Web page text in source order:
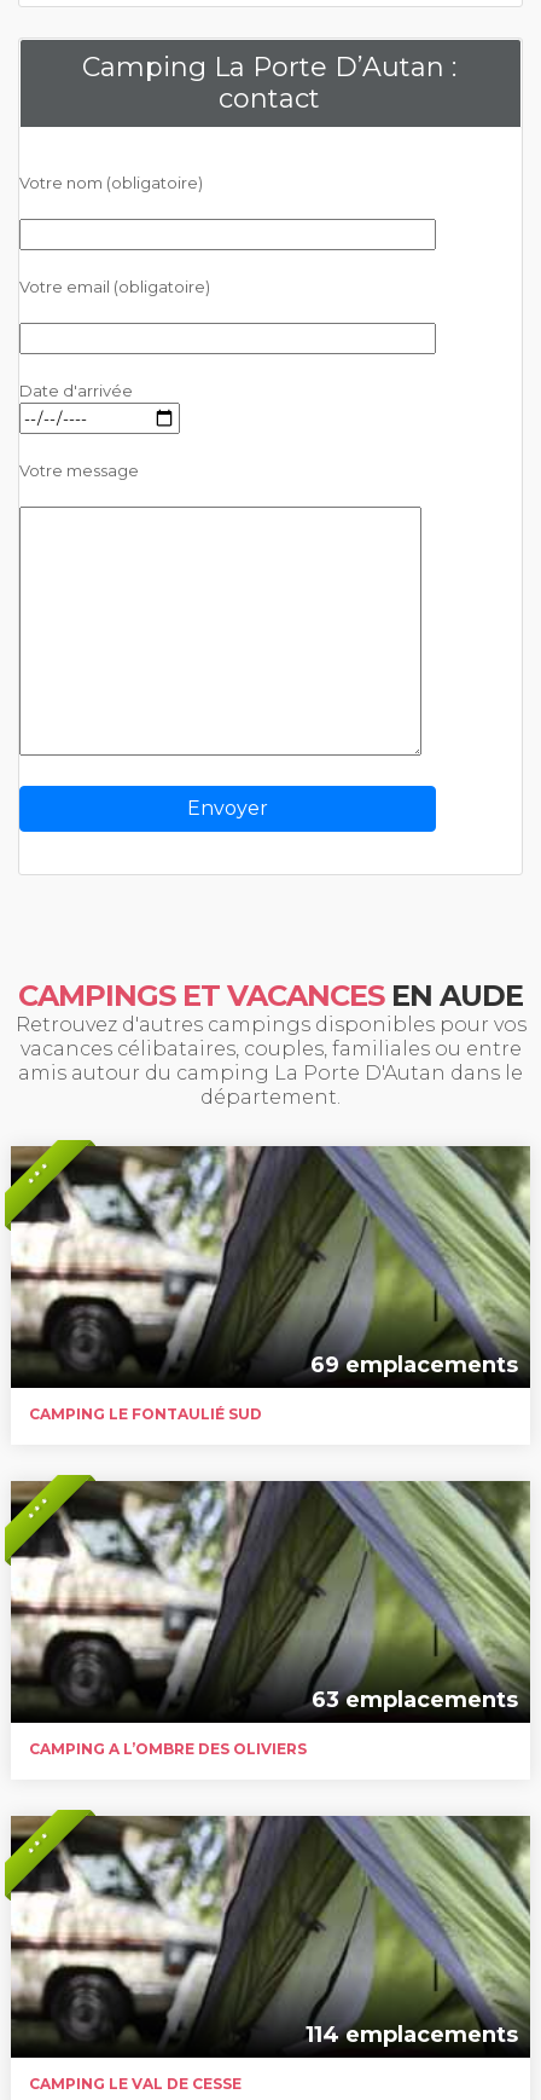
Camping La Porte D’Autan :
contact
Votre nom (obligatoire)
Votre email (obligatoire)
Date d'arrivée
Votre message
CAMPINGS ET VACANCESEN AUDE
Retrouvez d'autres campings disponibles pour vos
vacances célibataires, couples, familiales ou entre
amis autour du camping La Porte D'Autan dans le
département.
* * *
69 emplacements
CAMPING LE FONTAULIÉ SUD
* * *
63 emplacements
CAMPING A L’OMBRE DES OLIVIERS
* * *
114 emplacements
CAMPING LE VAL DE CESSE